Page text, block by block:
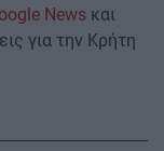
News και
για την Κρήτη